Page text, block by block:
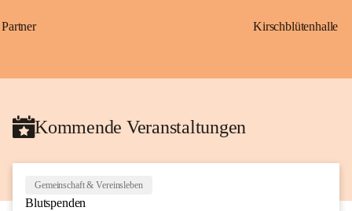
Partner Kirschblütenhalle
Kommende Veranstaltungen
Gemeinschaft & Vereinsleben
Blutspenden